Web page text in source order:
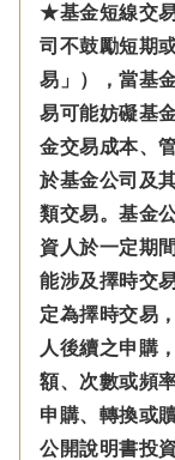
★基金短線交
司不鼓勵短期
易」），當基
易可能妨礙基
金交易成本、
於基金公司及
類交易。基金
資人於一定期
能涉及擇時交
定為擇時交易
人後續之申購
額、次數或頻
申購、轉換或
公開說明書投